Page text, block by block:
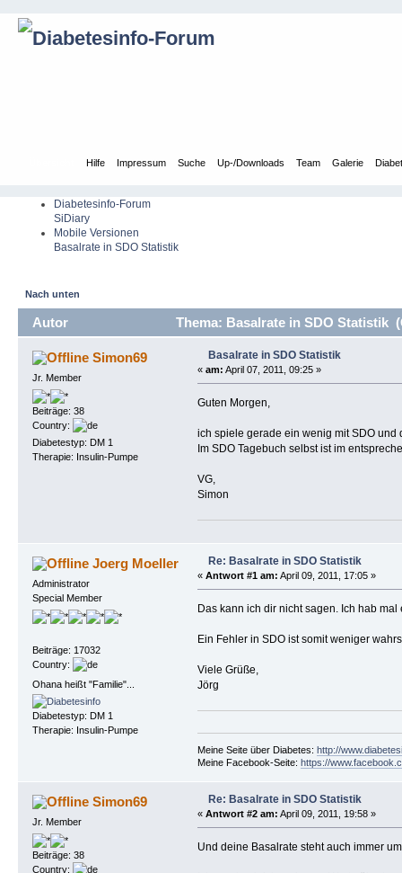
Hilfe Impressum Suche Up-/Downloads Team Galerie
Diabetesinfo-Forum
SiDiary
Mobile Versionen
Basalrate in SDO Statistik
Nach unten
Autor Thema: Basalrate in SDO Statistik
Simon69
Jr. Member
Beiträge: 38
Country:
Diabetestyp: DM 1
Therapie: Insulin-Pumpe
Basalrate in SDO Statistik
« am: April 07, 2011, 09:25 »
Guten Morgen,
ich spiele gerade ein wenig mit SDO und
Im SDO Tagebuch selbst ist im
VG,
Simon
Joerg Moeller
Administrator
Special Member
Beiträge: 17032
Country:
Ohana heißt "Familie"...
Diabetestyp: DM 1
Therapie: Insulin-Pumpe
Re: Basalrate in SDO Statistik
« Antwort #1 am: April 09, 2011, 17:05 »
Das kann ich dir nicht sagen. Ich hab
Ein Fehler in SDO ist somit weniger
Viele Grüße,
Jörg
Meine Seite über Diabetes: http://
Meine Facebook-Seite: https://
Simon69
Jr. Member
Beiträge: 38
Country:
Re: Basalrate in SDO Statistik
« Antwort #2 am: April 09, 2011, 19:58 »
Und deine Basalrate steht auch immer